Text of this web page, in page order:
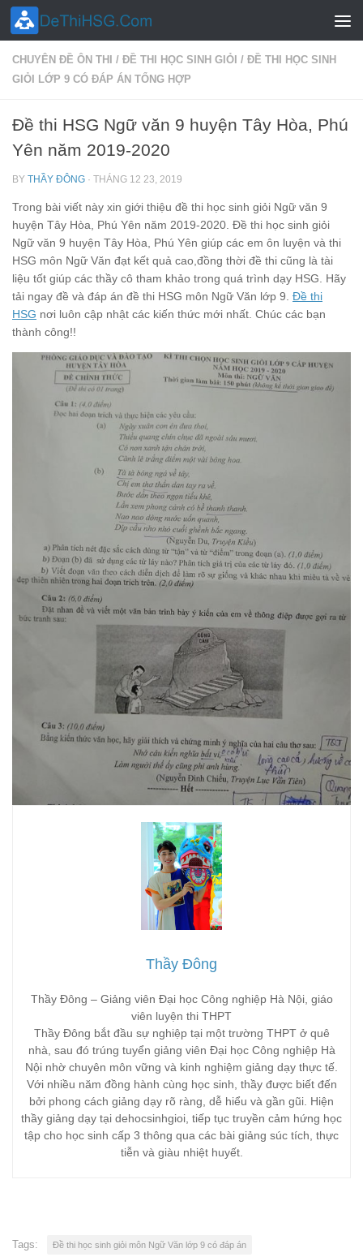
Skip to content
CHUYÊN ĐỀ ÔN THI / ĐỀ THI HỌC SINH GIỎI / ĐỀ THI HỌC SINH
GIỎI LỚP 9 CÓ ĐÁP ÁN TỔNG HỢP
Đề thi HSG Ngữ văn 9 huyện Tây Hòa, Phú
Yên năm 2019-2020
BY THẦY ĐÔNG · THÁNG 12 23, 2019
Trong bài viết này xin giới thiệu đề thi học sinh giỏi Ngữ văn 9
huyện Tây Hòa, Phú Yên năm 2019-2020. Đề thi học sinh giỏi
Ngữ văn 9 huyện Tây Hòa, Phú Yên giúp các em ôn luyện và thi
HSG môn Ngữ Văn đạt kết quả cao,đồng thời đề thi cũng là tài
liệu tốt giúp các thầy cô tham khảo trong quá trình dạy HSG. Hãy
tải ngay đề và đáp án đề thi HSG môn Ngữ Văn lớp 9. Đề thi
HSG nơi luôn cập nhật các kiến thức mới nhất. Chúc các bạn
thành công!!
Thầy Đông
Thầy Đông – Giảng viên Đại học Công nghiệp Hà Nội, giáo
viên luyện thi THPT
Thầy Đông bắt đầu sự nghiệp tại một trường THPT ở quê
nhà, sau đó trúng tuyển giảng viên Đại học Công nghiệp Hà
Nội nhờ chuyên môn vững và kinh nghiệm giảng dạy thực tế.
Với nhiều năm đồng hành cùng học sinh, thầy được biết đến
bởi phong cách giảng dạy rõ ràng, dễ hiểu và gần gũi. Hiện
thầy giảng dạy tại dehocsinhgioi, tiếp tục truyền cảm hứng học
tập cho học sinh cấp 3 thông qua các bài giảng súc tích, thực
tiễn và giàu nhiệt huyết.
Tags: Đề thi học sinh giỏi môn Ngữ Văn lớp 9 có đáp án